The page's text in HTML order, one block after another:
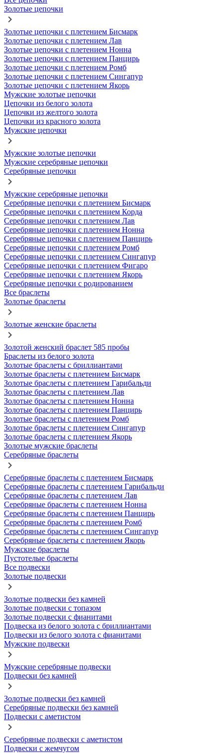
Золотые цепочки
Золотые цепочки с плетением Бисмарк
Золотые цепочки с плетением Лав
Золотые цепочки с плетением Нонна
Золотые цепочки с плетением Панцирь
Золотые цепочки с плетением Ромб
Золотые цепочки с плетением Сингапур
Золотые цепочки с плетением Якорь
Мужские золотые цепочки
Цепочки из белого золота
Цепочки из желтого золота
Цепочки из красного золота
Мужские цепочки
Мужские золотые цепочки
Мужские серебряные цепочки
Серебряные цепочки
Мужские серебряные цепочки
Серебряные цепочки с плетением Бисмарк
Серебряные цепочки с плетением Корда
Серебряные цепочки с плетением Лав
Серебряные цепочки с плетением Нонна
Серебряные цепочки с плетением Панцирь
Серебряные цепочки с плетением Ромб
Серебряные цепочки с плетением Сингапур
Серебряные цепочки с плетением Фигаро
Серебряные цепочки с плетением Якорь
Серебряные цепочки с родированием
Все браслеты
Золотые браслеты
Золотые женские браслеты
Золотой женский браслет 585 пробы
Браслеты из белого золота
Золотые браслеты с бриллиантами
Золотые браслеты с плетением Бисмарк
Золотые браслеты с плетением Гарибальди
Золотые браслеты с плетением Лав
Золотые браслеты с плетением Нонна
Золотые браслеты с плетением Панцирь
Золотые браслеты с плетением Ромб
Золотые браслеты с плетением Сингапур
Золотые браслеты с плетением Якорь
Золотые мужские браслеты
Серебряные браслеты
Серебряные браслеты с плетением Бисмарк
Серебряные браслеты с плетением Гарибальди
Серебряные браслеты с плетением Лав
Серебряные браслеты с плетением Нонна
Серебряные браслеты с плетением Панцирь
Серебряные браслеты с плетением Ромб
Серебряные браслеты с плетением Сингапур
Серебряные браслеты с плетением Якорь
Мужские браслеты
Пустотелые браслеты
Все подвески
Золотые подвески
Золотые подвески без камней
Золотые подвески с топазом
Золотые подвески с фианитами
Подвеска из белого золота с бриллиантами
Подвески из белого золота с фианитами
Мужские подвески
Мужские серебряные подвески
Подвески без камней
Золотые подвески без камней
Серебряные подвески без камней
Подвески с аметистом
Серебряные подвески с аметистом
Подвески с жемчугом